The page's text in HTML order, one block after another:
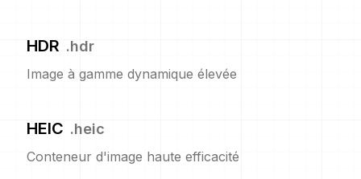
HDR .hdr
Image à gamme dynamique élevée
HEIC .heic
Conteneur d'image haute efficacité